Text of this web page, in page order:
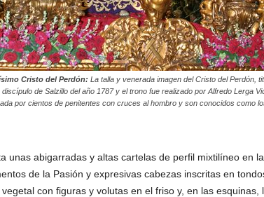
Cristo del Perdón: La talla y venerada imagen del Cristo del Perdón,
de Salzillo del año 1787 y el trono fue realizado por Alfredo Lerga
por cientos de penitentes con cruces al hombro y son conocidos como
unas abigarradas y altas cartelas de perfil mixtilíneo en
de la Pasión y expresivas cabezas inscritas en
con figuras y volutas en el friso y, en las esquinas,